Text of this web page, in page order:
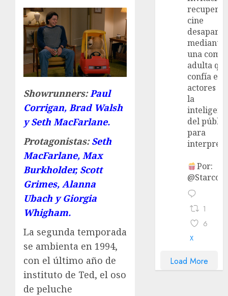
Showrunners: Paul
Corrigan, Brad Walsh
y Seth MacFarlane.
Protagonistas: Seth
MacFarlane, Max
Burkholder, Scott
Grimes, Alanna
Ubach y Giorgia
Whigham.
La segunda temporada
se ambienta en 1994,
con el último año de
instituto de Ted, el oso
de peluche
recupera
cine
mediante
una
adulta
confía en
actores y
la
del
para
Por:
1
6
X
Load More